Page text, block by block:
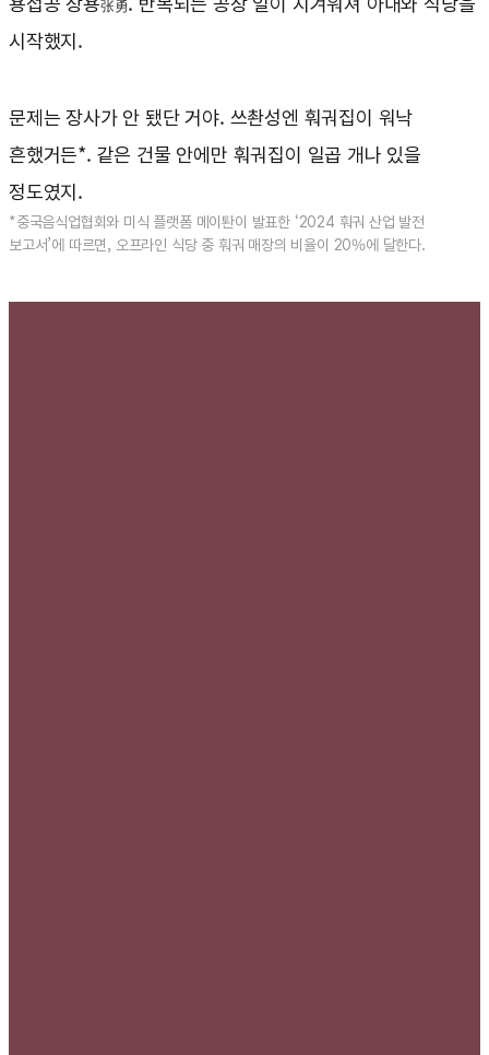
张勇
시작했지.
문제는 장사가 안 됐단 거야. 쓰촨성엔 훠궈집이 워낙
흔했거든*. 같은 건물 안에만 훠궈집이 일곱 개나 있을
정도였지.
*중국음식업협회와 미식 플랫폼 메이퇀이 발표한 ‘2024 훠궈 산업 발전
보고서’에 따르면, 오프라인 식당 중 훠궈 매장의 비율이 20%에 달한다.